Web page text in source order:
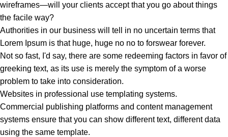
wireframes—will your clients accept that you go about things
the facile way?
Authorities in our business will tell in no uncertain terms that
Lorem Ipsum is that huge, huge no no to forswear forever.
Not so fast, I'd say, there are some redeeming factors in favor of
greeking text, as its use is merely the symptom of a worse
problem to take into consideration.
Websites in professional use templating systems.
Commercial publishing platforms and content management
systems ensure that you can show different text, different data
using the same template.